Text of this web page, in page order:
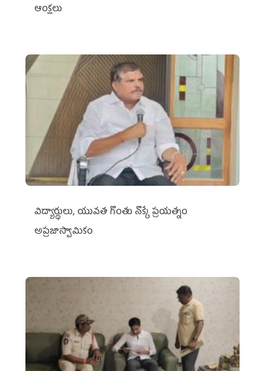
ఆంక్షలు
విద్యార్థులు, యువత గొంతు నొక్కే ప్రయత్నం
అప్రజాస్వామికం